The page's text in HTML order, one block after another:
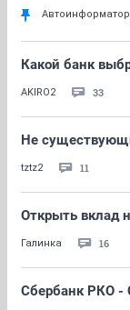
Автоинформатор
Какой банк
AKIRO2 33
Не
tztz2 11
Открыть вклад
Галинка 16
Сбербанк РКО -